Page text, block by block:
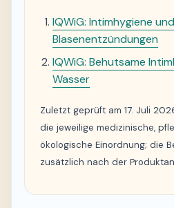
IQWiG: Intimhygiene und
Blasenentzündungen
IQWiG: Behutsame
Wasser
Zuletzt geprüft am 17. Juli
die jeweilige medizinische,
ökologische Einordnung; die
zusätzlich nach der